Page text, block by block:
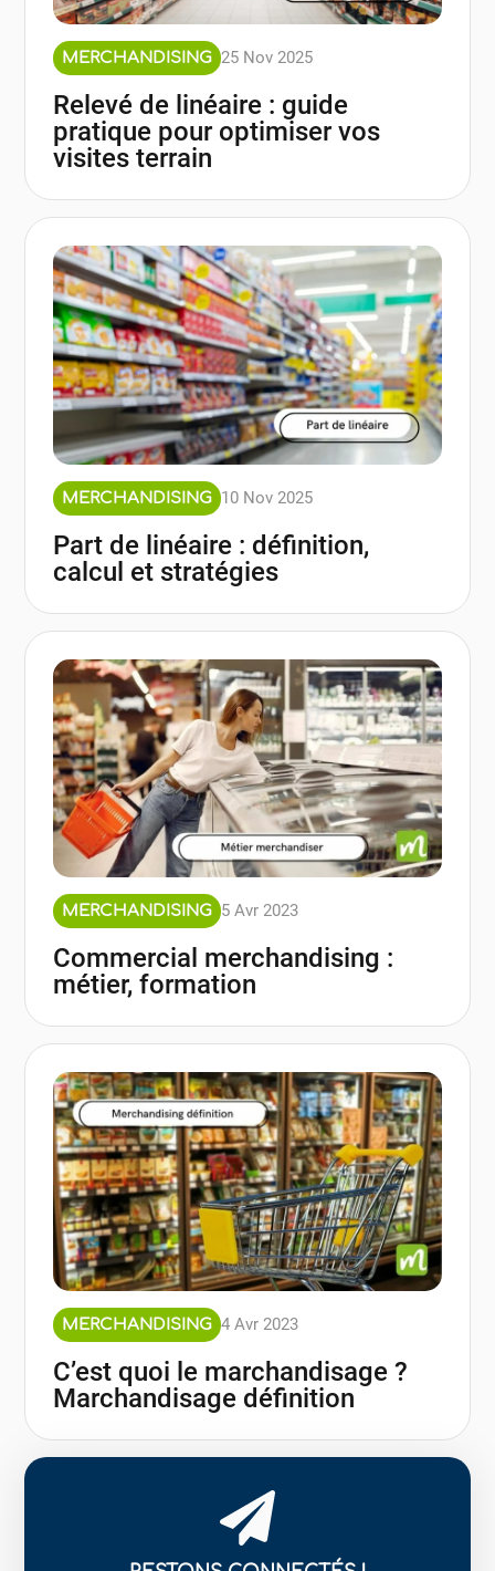
MERCHANDISING 25 Nov 2025
Relevé de linéaire : guide
pratique pour optimiser vos
visites terrain
MERCHANDISING 10 Nov 2025
Part de linéaire : définition,
calcul et stratégies
MERCHANDISING 5 Avr 2023
Commercial merchandising :
métier, formation
MERCHANDISING 4 Avr 2023
C’est quoi le marchandisage ?
Marchandisage définition